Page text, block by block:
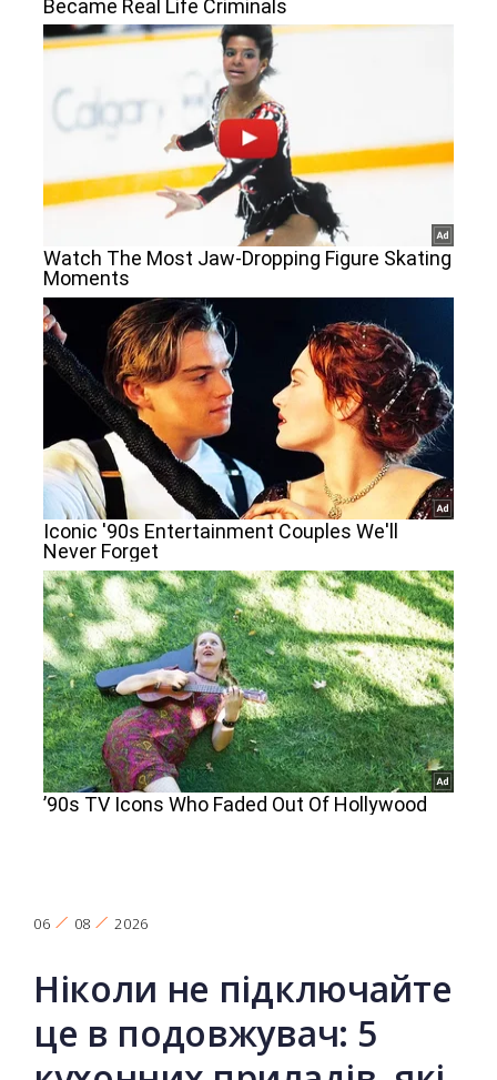
06 08 2026
Ніколи не підключайте
це в подовжувач: 5